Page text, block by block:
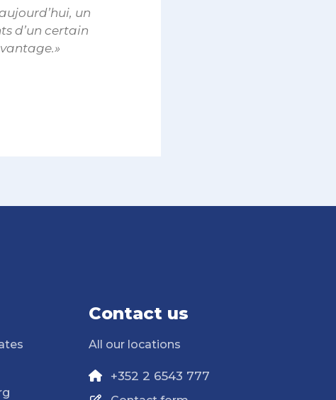
un
d’un certain
Contact us
All our locations
+352 2 6543 777